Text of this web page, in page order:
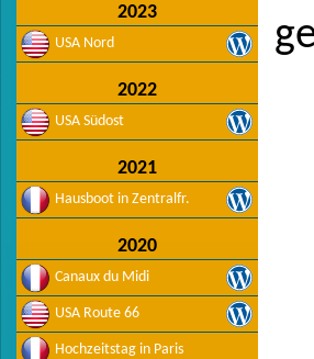
2023
USA Nord
2022
USA Südost
2021
Hausboot in Zentralfr.
2020
Canaux du Midi
USA Route 66
Hochzeitstag in Paris